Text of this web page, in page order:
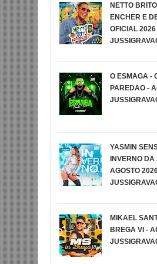
NETTO
ENCHER E
OFICIAL 2026
O ESMAGA -
PAREDAO -
YASMIN
INVERNO
AGOSTO
MIKAEL
BREGA VI -